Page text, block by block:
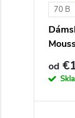
70 B
od